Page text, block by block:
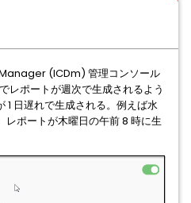
(ICDm) 管理コンソール
レポートが週次で生成されるよう
1 日遅れで生成される。例えば水
レポートが木曜日の午前 8 時に生